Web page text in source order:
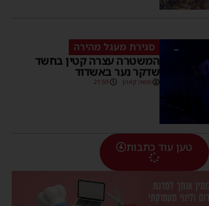
סגירת מעגל מהירה
המשטרה עצרה קטין בחשד
שדקר נער באשדוד
משה קאהן 21:59
טען עוד כתבות